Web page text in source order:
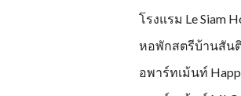
โรงแรม Le Siam
หอพักสตรีบ้านสัน
อพาร์ทเม้นท์